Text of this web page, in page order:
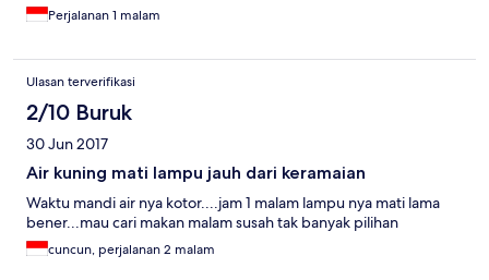
Perjalanan 1 malam
Ulasan terverifikasi
2/10 Buruk
30 Jun 2017
Air kuning mati lampu jauh dari keramaian
Waktu mandi air nya kotor....jam 1 malam lampu nya mati lama
bener...mau cari makan malam susah tak banyak pilihan
cuncun, perjalanan 2 malam